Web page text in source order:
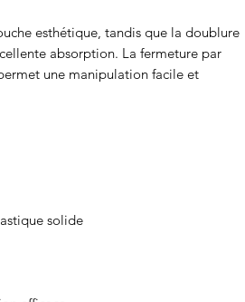
esthétique, tandis que la doublure
absorption. La fermeture par
une manipulation facile et
solide